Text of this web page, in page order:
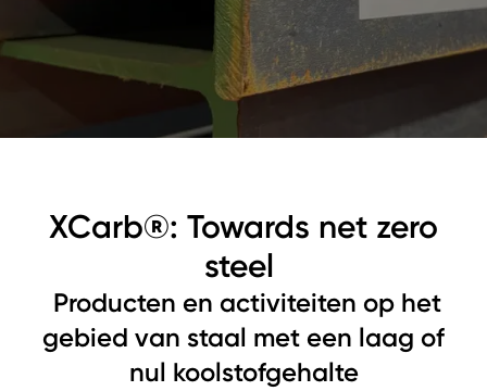
XCarb®: Towards net zero
steel
Producten en activiteiten op het
gebied van staal met een laag of
nul koolstofgehalte